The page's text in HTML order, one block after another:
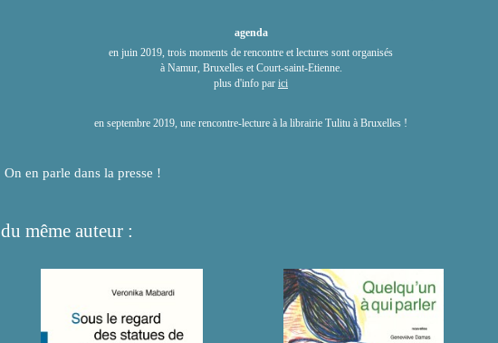
agenda
en juin 2019, trois moments de rencontre et lectures sont organisés
à Namur, Bruxelles et Court-saint-Etienne.
plus d'info par ici
en septembre 2019, une rencontre-lecture à la librairie Tulitu à Bruxelles !
On en parle dans la presse !
du même auteur :